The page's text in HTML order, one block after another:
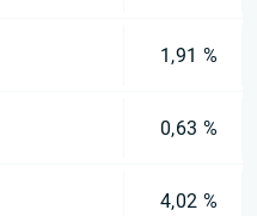
1,91 %
0,63 %
4,02 %